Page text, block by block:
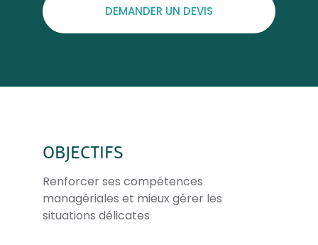
DEMANDER UN DEVIS
OBJECTIFS
Renforcer ses compétences
managériales et mieux gérer les
situations délicates